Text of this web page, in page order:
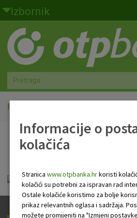
Skoči na glavni sadržaj
Izbornik
Građani
Privatno bankarstvo
Agro
Mala poduzeća i obrtnici
Srednja i velika poduzeća
Faktoring
O nama
Početna
Pravila
Pravila_OTP MULTI EUR
Informacije o
kolačića
Stranica www.otpbanka.hrkoristi
kolačići su potrebni za ispravan rad
Ostale kolačiće koristimo za bolje
prikaz relevantnih oglasa i sadržaja.
možete promijeniti na "Izmjeni